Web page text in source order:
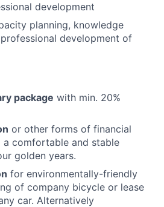
development
planning, knowledge
development of
package with min. 20%
or other forms of financial
a comfortable and stable
golden years.
for environmentally-friendly
of company bicycle or lease
car. Alternatively